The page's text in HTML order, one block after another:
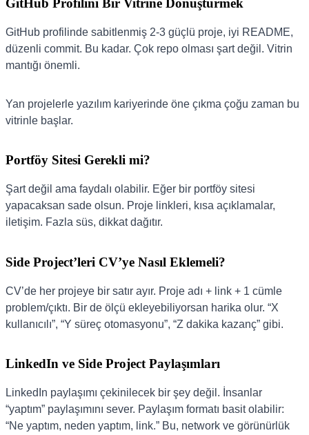
GitHub Profilini Bir Vitrine Dönüştürmek
GitHub profilinde sabitlenmiş 2-3 güçlü proje, iyi README,
düzenli commit. Bu kadar. Çok repo olması şart değil. Vitrin
mantığı önemli.
Yan projelerle yazılım kariyerinde öne çıkma çoğu zaman bu
vitrinle başlar.
Portföy Sitesi Gerekli mi?
Şart değil ama faydalı olabilir. Eğer bir portföy sitesi
yapacaksan sade olsun. Proje linkleri, kısa açıklamalar,
iletişim. Fazla süs, dikkat dağıtır.
Side Project’leri CV’ye Nasıl Eklemeli?
CV’de her projeye bir satır ayır. Proje adı + link + 1 cümle
problem/çıktı. Bir de ölçü ekleyebiliyorsan harika olur. “X
kullanıcılı”, “Y süreç otomasyonu”, “Z dakika kazanç” gibi.
LinkedIn ve Side Project Paylaşımları
LinkedIn paylaşımı çekinilecek bir şey değil. İnsanlar
“yaptım” paylaşımını sever. Paylaşım formatı basit olabilir:
“Ne yaptım, neden yaptım, link.” Bu, network ve görünürlük